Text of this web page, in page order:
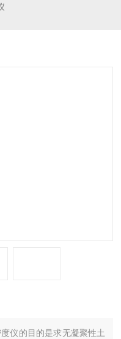
仪的目的是求无凝聚性土